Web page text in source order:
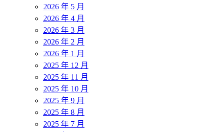
2026 年 5 月
2026 年 4 月
2026 年 3 月
2026 年 2 月
2026 年 1 月
2025 年 12 月
2025 年 11 月
2025 年 10 月
2025 年 9 月
2025 年 8 月
2025 年 7 月